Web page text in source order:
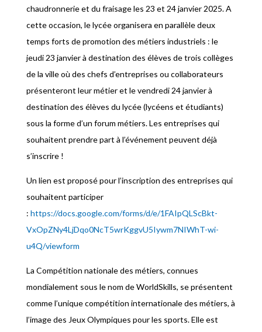
chaudronnerie et du fraisage les 23 et 24 janvier 2025. A
cette occasion, le lycée organisera en parallèle deux
temps forts de promotion des métiers industriels : le
jeudi 23 janvier à destination des élèves de trois collèges
de la ville où des chefs d’entreprises ou collaborateurs
présenteront leur métier et le vendredi 24 janvier à
destination des élèves du lycée (lycéens et étudiants)
sous la forme d’un forum métiers. Les entreprises qui
souhaitent prendre part à l’événement peuvent déjà
s’inscrire !
Un lien est proposé pour l’inscription des entreprises qui
souhaitent participer
: https://docs.google.com/forms/d/e/1FAIpQLScBkt-
VxOpZNy4LjDqo0NcT5wrKggvU5Iywm7NIWhT-wi-
u4Q/viewform
La Compétition nationale des métiers, connues
mondialement sous le nom de WorldSkills, se présentent
comme l’unique compétition internationale des métiers, à
l’image des Jeux Olympiques pour les sports. Elle est